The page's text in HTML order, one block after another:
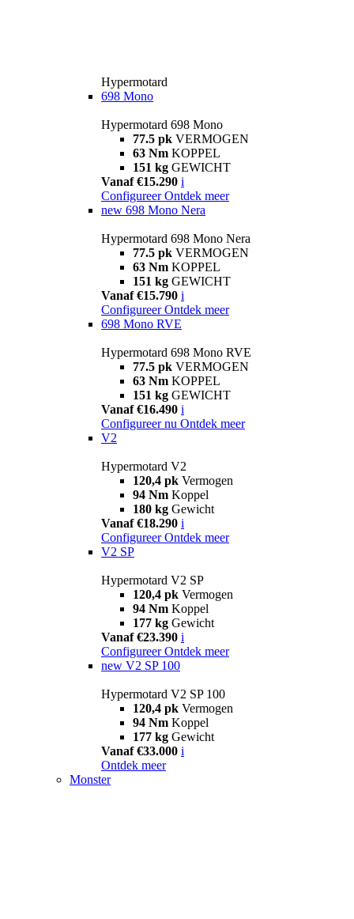
Hypermotard
698 Mono
Hypermotard 698 Mono
77.5 pk VERMOGEN
63 Nm KOPPEL
151 kg GEWICHT
Vanaf €15.290 i
Configureer Ontdek meer
new 698 Mono Nera
Hypermotard 698 Mono Nera
77.5 pk VERMOGEN
63 Nm KOPPEL
151 kg GEWICHT
Vanaf €15.790 i
Configureer Ontdek meer
698 Mono RVE
Hypermotard 698 Mono RVE
77.5 pk VERMOGEN
63 Nm KOPPEL
151 kg GEWICHT
Vanaf €16.490 i
Configureer nu Ontdek meer
V2
Hypermotard V2
120,4 pk Vermogen
94 Nm Koppel
180 kg Gewicht
Vanaf €18.290 i
Configureer Ontdek meer
V2 SP
Hypermotard V2 SP
120,4 pk Vermogen
94 Nm Koppel
177 kg Gewicht
Vanaf €23.390 i
Configureer Ontdek meer
new V2 SP 100
Hypermotard V2 SP 100
120,4 pk Vermogen
94 Nm Koppel
177 kg Gewicht
Vanaf €33.000 i
Ontdek meer
Monster